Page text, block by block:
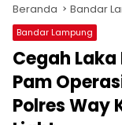
komunikasi
usaha
(beriklan),
fokus
pada
pemberitaan
nasional
Beranda Bandar
Bandar Lampung
Cegah Laka
Pam
Polres Way